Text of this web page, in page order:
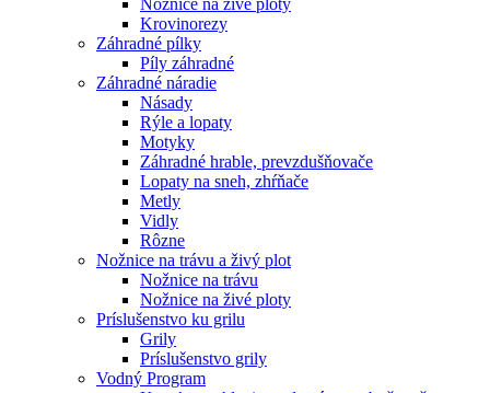
Krovinorezy
Záhradné pílky
Píly záhradné
Záhradné náradie
Násady
Rýle a lopaty
Motyky
Záhradné hrable, prevzdušňovače
Lopaty na sneh, zhŕňače
Metly
Vidly
Rôzne
Nožnice na trávu a živý plot
Nožnice na trávu
Nožnice na živé ploty
Príslušenstvo ku grilu
Grily
Príslušenstvo grily
Vodný Program